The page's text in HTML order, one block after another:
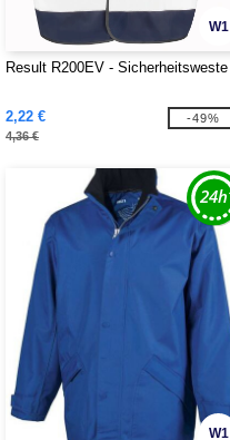
W1
Result R200EV - Sicherheitsweste
2,22 €
4,36 €
-49%
W1